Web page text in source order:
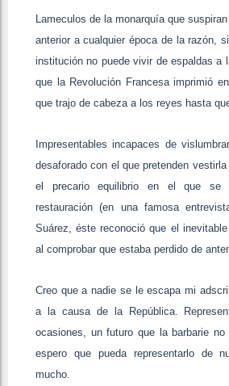
Lameculos de la monarquía que
anterior a cualquier época de la razón,
institución no puede vivir de espaldas a
que la Revolución Francesa imprimió
que trajo de cabeza a los reyes hasta
Impresentables incapaces de
desaforado con el que pretenden
el precario equilibrio en el que se
restauración (en una famosa
Suárez, éste reconoció que el
al comprobar que estaba perdido de
Creo que a nadie se le escapa mi
a la causa de la República.
ocasiones, un futuro que la barbarie
espero que pueda representarlo de
mucho.